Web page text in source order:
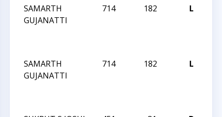
SAMARTH
GUJANATTI
714 182 L
SAMARTH
GUJANATTI
714 182 L